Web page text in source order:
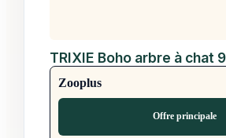
TRIXIE Boho arbre à chat
Zooplus
Offre principale